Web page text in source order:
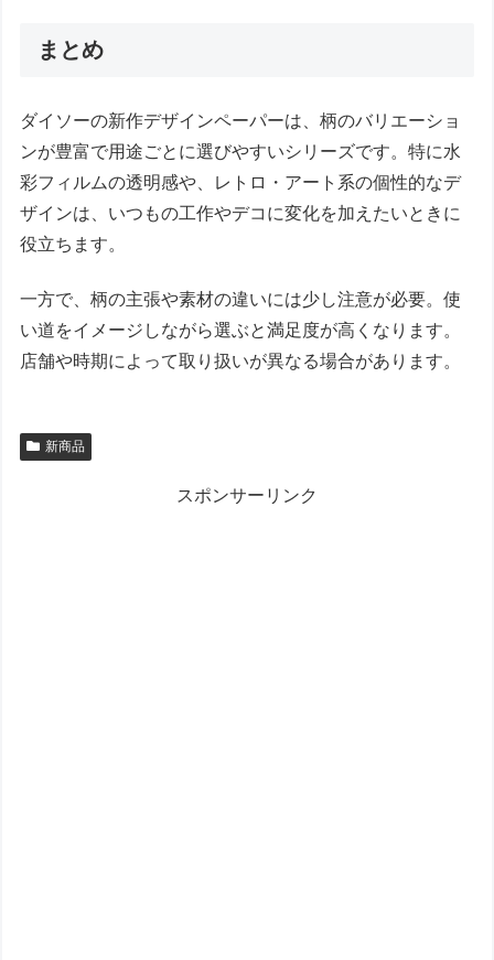
まとめ
ダイソーの新作デザインペーパーは、柄のバリエーショ
ンが豊富で用途ごとに選びやすいシリーズです。特に水
彩フィルムの透明感や、レトロ・アート系の個性的なデ
ザインは、いつもの工作やデコに変化を加えたいときに
役立ちます。
一方で、柄の主張や素材の違いには少し注意が必要。使
い道をイメージしながら選ぶと満足度が高くなります。
店舗や時期によって取り扱いが異なる場合があります。
新商品
スポンサーリンク